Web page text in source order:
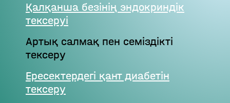
Қалқанша безінің эндокриндік
тексеруі
Артық салмақ пен семіздікті
тексеру
Ересектердегі қант диабетін
тексеру